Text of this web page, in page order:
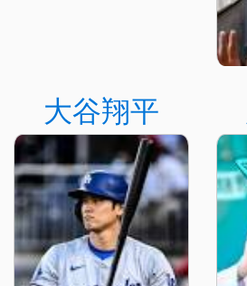
大谷翔平